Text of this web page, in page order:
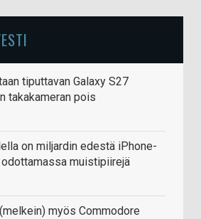
tiputtavan Galaxy S27
takakameran pois
on miljardin edestä iPhone-
muistipiirejä
myös Commodore